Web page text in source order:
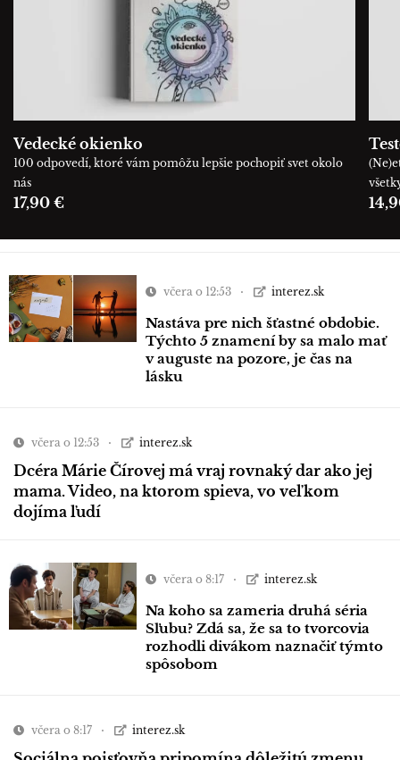
Vedecké okienko
100 odpovedí, ktoré vám pomôžu lepšie pochopiť svet okolo
nás
17,90 €
včera o 12:53 interez.sk
Nastáva pre nich šťastné obdobie.
Týchto 5 znamení by sa malo mať
v auguste na pozore, je čas na
lásku
včera o 12:53 interez.sk
Dcéra Márie Čírovej má vraj rovnaký dar ako jej
mama. Video, na ktorom spieva, vo veľkom
dojíma ľudí
včera o 8:17 interez.sk
Na koho sa zameria druhá séria
Sľubu? Zdá sa, že sa to tvorcovia
rozhodli divákom naznačiť týmto
spôsobom
včera o 8:17 interez.sk